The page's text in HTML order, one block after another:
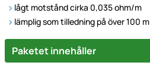
lågt motstånd cirka 0,035 ohm/m
lämplig som tilledning på över 100 m
Paketet innehåller